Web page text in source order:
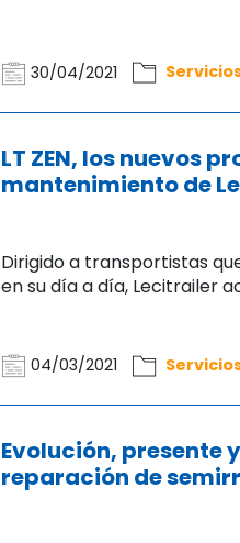
30/04/2021
LT ZEN, los nuevos
mantenimiento de
Dirigido a transportistas
en su día a día, Lecitrailer
04/03/2021
Evolución, presente
reparación de